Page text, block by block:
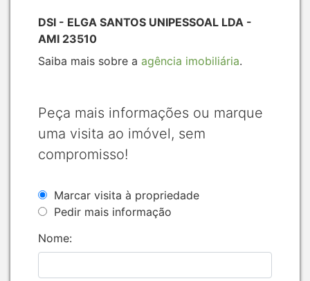
DSI - ELGA SANTOS UNIPESSOAL LDA -
AMI 23510
Saiba mais sobre a agência imobiliária.
Peça mais informações ou marque
uma visita ao imóvel, sem
compromisso!
Marcar visita à propriedade
Pedir mais informação
Nome: